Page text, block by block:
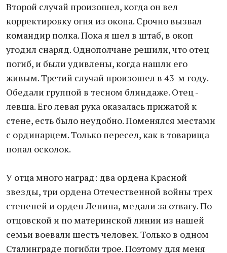
Второй случай произошел, когда он вел
корректировку огня из окопа. Срочно вызвал
командир полка. Пока я шел в штаб, в окоп
угодил снаряд. Однополчане решили, что отец
погиб, и были удивлены, когда нашли его
живым. Третий случай произошел в 43-м году.
Обедали группой в тесном блиндаже. Отец -
левша. Его левая рука оказалась прижатой к
стене, есть было неудобно. Поменялся местами
с ординарцем. Только пересел, как в товарища
попал осколок.
У отца много наград: два ордена Красной
звезды, три ордена Отечественной войны трех
степеней и орден Ленина, медали за отвагу. По
отцовской и по материнской линии из нашей
семьи воевали шесть человек. Только в одном
Сталинграде погибли трое. Поэтому для меня